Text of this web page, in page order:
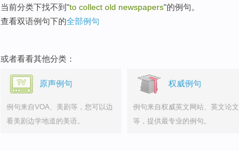
当前分类下找不到"to collect old newspapers"的例句。
查看双语例句下的全部例句
或者看看其他分类：
原声例句
例句来自VOA、美剧等，您可以边
看美剧边学地道的美语。
权威例句
例句来自权威英文网站、英文论文
等，提供最专业的例句。